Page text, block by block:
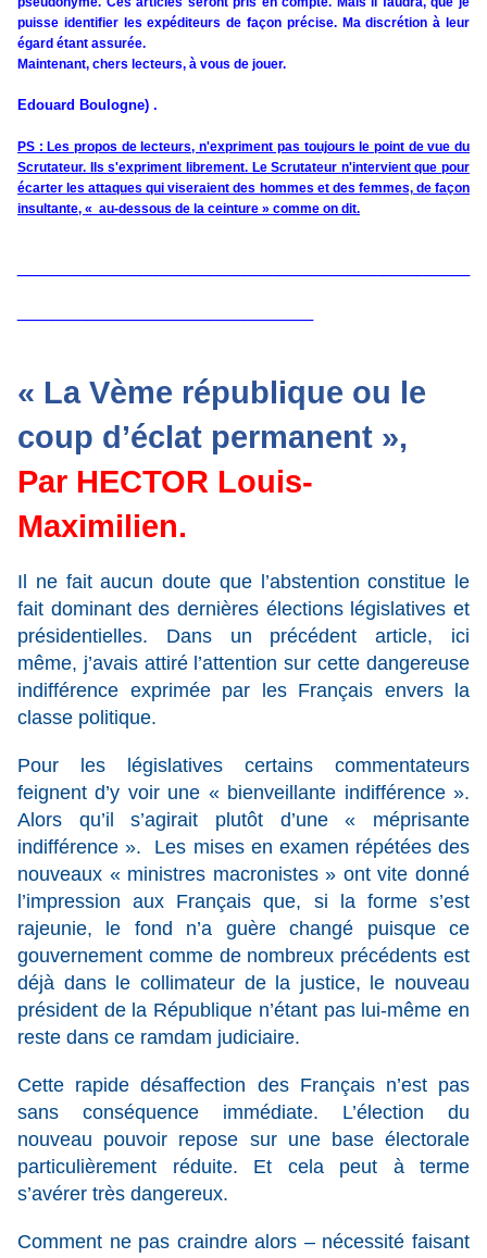
puisse identifier les expéditeurs de façon précise. Ma discrétion à leur
égard étant assurée.
Maintenant, chers lecteurs, à vous de jouer.
Edouard Boulogne) .
PS : Les propos de lecteurs, n'expriment pas toujours le point de vue du
Scrutateur. Ils s'expriment librement. Le Scrutateur n'intervient que pour
écarter les attaques qui viseraient des hommes et des femmes, de façon
insultante, « au-dessous de la ceinture » comme on dit.
« La Vème république ou le
coup d’éclat permanent »,
Par HECTOR Louis-
Maximilien.
Il ne fait aucun doute que l’abstention constitue le
fait dominant des dernières élections législatives et
présidentielles. Dans un précédent article, ici
même, j’avais attiré l’attention sur cette dangereuse
indifférence exprimée par les Français envers la
classe politique.
Pour les législatives certains commentateurs
feignent d’y voir une « bienveillante indifférence ».
Alors qu’il s’agirait plutôt d’une « méprisante
indifférence ». Les mises en examen répétées des
nouveaux « ministres macronistes » ont vite donné
l’impression aux Français que, si la forme s’est
rajeunie, le fond n’a guère changé puisque ce
gouvernement comme de nombreux précédents est
déjà dans le collimateur de la justice, le nouveau
président de la République n’étant pas lui-même en
reste dans ce ramdam judiciaire.
Cette rapide désaffection des Français n’est pas
sans conséquence immédiate. L’élection du
nouveau pouvoir repose sur une base électorale
particulièrement réduite. Et cela peut à terme
s’avérer très dangereux.
Comment ne pas craindre alors – nécessité faisant